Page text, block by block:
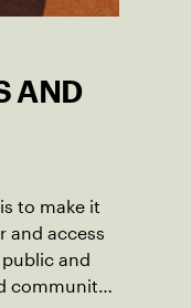
AND
to make it
and access
and
community